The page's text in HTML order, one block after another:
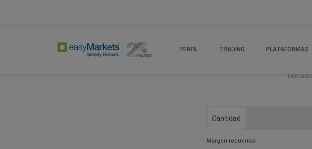
PERFIL TRADING PLATAFORMAS
Mercado
Cantidad
Margen requerido: